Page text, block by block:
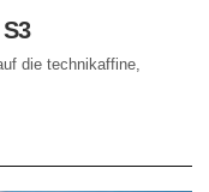
die technikaffine,